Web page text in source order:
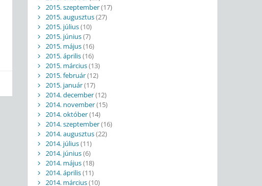
2015. szeptember(17)
2015. augusztus(27)
2015. július(10)
2015. június(7)
2015. május(16)
2015. április(16)
2015. március(13)
2015. február(12)
2015. január(17)
2014. december(12)
2014. november(15)
2014. október(14)
2014. szeptember(16)
2014. augusztus(22)
2014. július(11)
2014. június(6)
2014. május(18)
2014. április(11)
2014. március(10)